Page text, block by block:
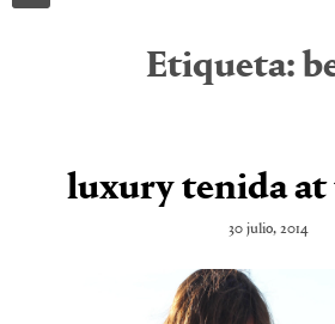
Etiqueta:
luxury tenida at
30 julio, 2014